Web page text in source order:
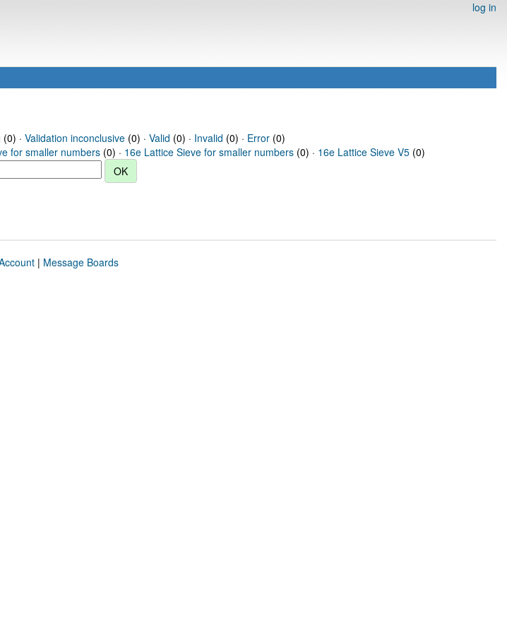
log in
· Validation inconclusive(0) · Valid (0) · Invalid (0) · Error(0)
for smaller numbers (0) · 16e Lattice Sieve for smaller numbers (0) · 16e Lattice Sieve V5 (0)
| Message Boards